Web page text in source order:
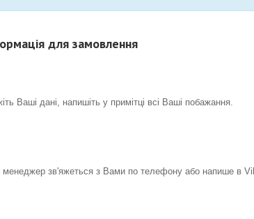
для замовлення
Ваші дані, напишіть у примітці всі Ваші побажання.
зв'яжеться з Вами по телефону або напише в